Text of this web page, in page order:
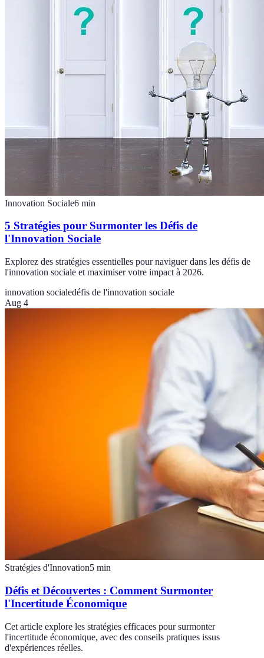
Innovation Sociale6 min
5 Stratégies pour Surmonter les Défis de
l'Innovation Sociale
Explorez des stratégies essentielles pour naviguer dans les défis de
l'innovation sociale et maximiser votre impact à 2026.
innovation socialedéfis de l'innovation sociale
Aug 4
Stratégies d'Innovation5 min
Défis et Découvertes : Comment Surmonter
l'Incertitude Économique
Cet article explore les stratégies efficaces pour surmonter
l'incertitude économique, avec des conseils pratiques issus
d'expériences réelles.